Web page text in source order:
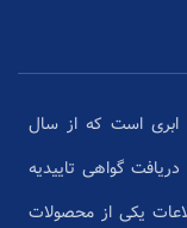
ابری است که از سال
دریافت گواهی تاییدیه
اطلاعات یکی از محصولات